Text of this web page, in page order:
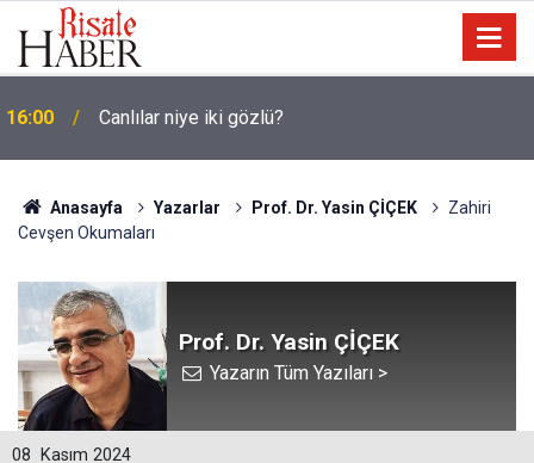
16:00 Canlılar niye iki gözlü?
Anasayfa Yazarlar Prof. Dr. Yasin ÇİÇEK
Zahiri
Cevşen Okumaları
Prof. Dr. Yasin ÇİÇEK
Yazarın Tüm Yazıları >
08 Kasım 2024